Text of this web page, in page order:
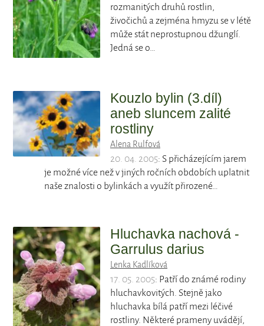
rozmanitých druhů rostlin,
živočichů a zejména hmyzu se v létě
může stát neprostupnou džunglí.
Jedná se o…
Kouzlo bylin (3.díl)
aneb sluncem zalité
rostliny
Alena Rulfová
20. 04. 2005: S přicházejícím jarem
je možné více než v jiných ročních obdobích uplatnit
naše znalosti o bylinkách a využít přirozené…
Hluchavka nachová -
Garrulus darius
Lenka Kadlíková
17. 05. 2005: Patří do známé rodiny
hluchavkovitých. Stejně jako
hluchavka bílá patří mezi léčivé
rostliny. Některé prameny uvádějí,